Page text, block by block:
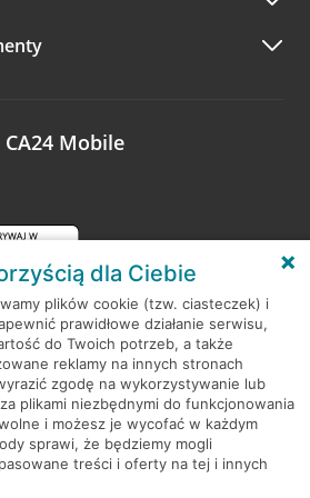
się z nami opinią o wizycie.
Mobile
dla Ciebie
plików cookie (tzw. ciasteczek) i
prawidłowe działanie serwisu,
do Twoich potrzeb, a także
reklamy na innych stronach
zgodę na wykorzystywanie lub
plikami niezbędnymi do funkcjonowania
i możesz je wycofać w każdym
sprawi, że będziemy mogli
treści i oferty na tej i innych